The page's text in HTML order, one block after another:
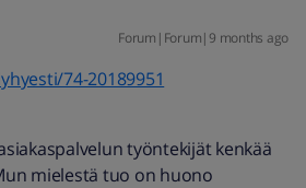
Forum|Forum|9 months ago
74-20189951
työntekijät kenkää
mielestä tuo on huono